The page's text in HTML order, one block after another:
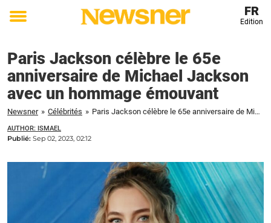
Toggle
FR
Edition
Paris Jackson célèbre le 65e
anniversaire de Michael Jackson
avec un hommage émouvant
Newsner » Célébrités » Paris Jackson célèbre le 65e anniversaire de Michael Jackson avec un hommage émouvant
AUTHOR: ISMAEL
Publié: Sep 02, 2023, 02:12